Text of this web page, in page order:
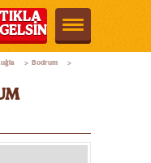
TIKLA
GELSİN
> Bodrum >